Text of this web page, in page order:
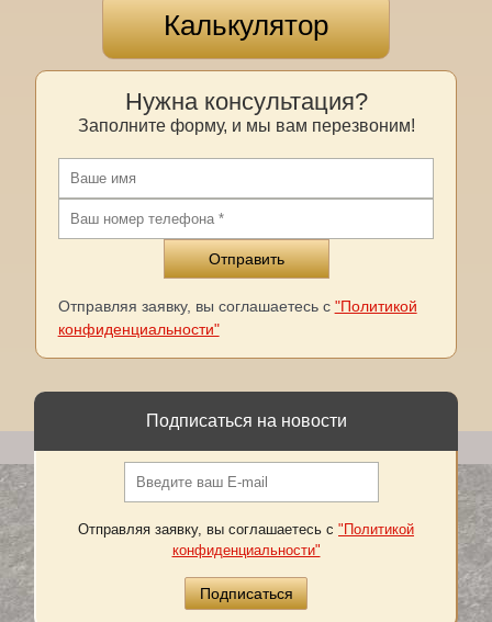
Калькулятор
Нужна консультация?
Заполните форму, и мы вам перезвоним!
Отправляя заявку, вы соглашаетесь с "Политикой
конфиденциальности"
Подписаться на новости
Отправляя заявку, вы соглашаетесь с "Политикой
конфиденциальности"